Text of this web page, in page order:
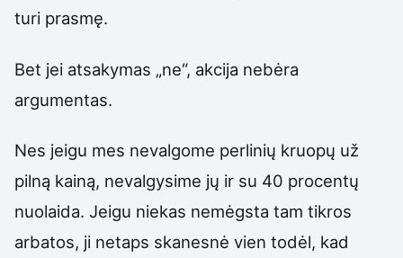
turi prasmę.
Bet jei atsakymas „ne“, akcija nebėra
argumentas.
Nes jeigu mes nevalgome perlinių kruopų už
pilną kainą, nevalgysime jų ir su 40 procentų
nuolaida. Jeigu niekas nemėgsta tam tikros
arbatos, ji netaps skanesnė vien todėl, kad